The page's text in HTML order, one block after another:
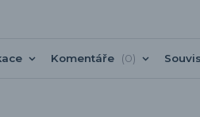
Komentáře 0